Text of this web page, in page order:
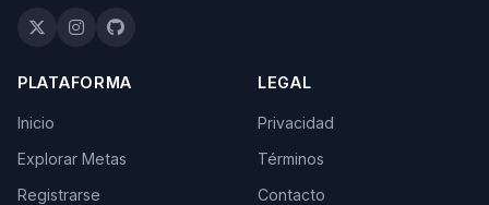
PLATAFORMA
Inicio
Explorar Metas
Registrarse
LEGAL
Privacidad
Términos
Contacto